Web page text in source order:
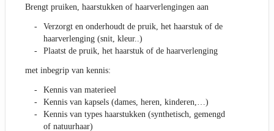
Brengt pruiken, haarstukken of haarverlengingen aan
Verzorgt en onderhoudt de pruik, het haarstuk of de
haarverlenging (snit, kleur..)
Plaatst de pruik, het haarstuk of de haarverlenging
met inbegrip van kennis:
Kennis van materieel
Kennis van kapsels (dames, heren, kinderen,…)
Kennis van types haarstukken (synthetisch, gemengd
of natuurhaar)